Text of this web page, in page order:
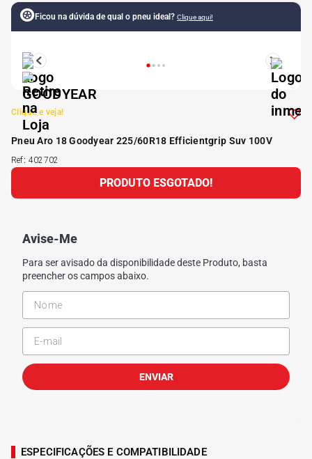
Ficou na dúvida de qual o pneu ideal? Clique aqui!
Clique e veja!
Pneu Aro 18 Goodyear 225/60R18 Efficientgrip Suv 100V
Ref: 402702
PRODUTO ESGOTADO!
Avise-Me
Para ser avisado da disponibilidade deste Produto, basta
preencher os campos abaixo.
ENVIAR
ESPECIFICAÇÕES E COMPATIBILIDADE
5º 175 70r14
6 º
7
8º 205 55r16